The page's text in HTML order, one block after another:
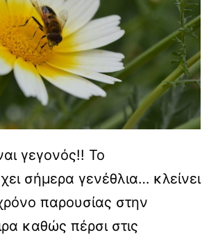
γεγονός!! Το
σήμερα γενέθλια… κλείνει
παρουσίας στην
καθώς πέρσι στις